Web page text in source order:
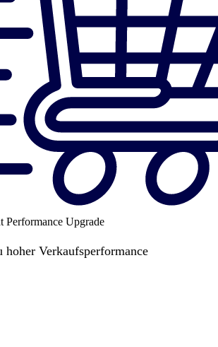
Performance Upgrade
hoher Verkaufsperformance